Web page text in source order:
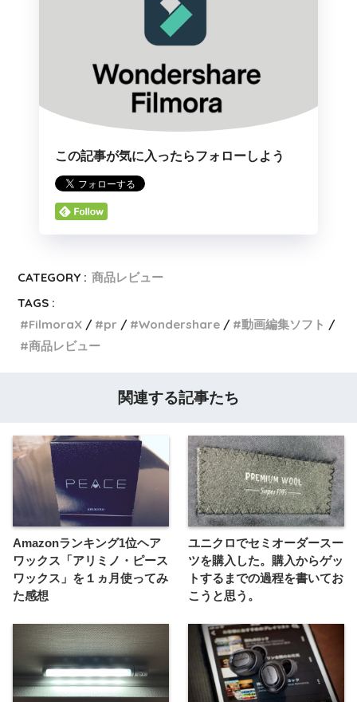
この記事が気に入ったらフォローしよう
CATEGORY : 商品レビュー
TAGS :
FilmoraX
pr Wondershare
動画編集ソフト
商品レビュー
関連する記事たち
Amazonランキング1位ヘア
ワックス「アリミノ・ピース
ワックス」を１ヵ月使ってみ
た感想
ユニクロでセミオーダースー
ツを購入した。購入からゲッ
トするまでの過程を書いてお
こうと思う。